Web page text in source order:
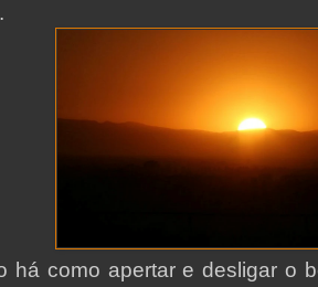
há como apertar e desligar o